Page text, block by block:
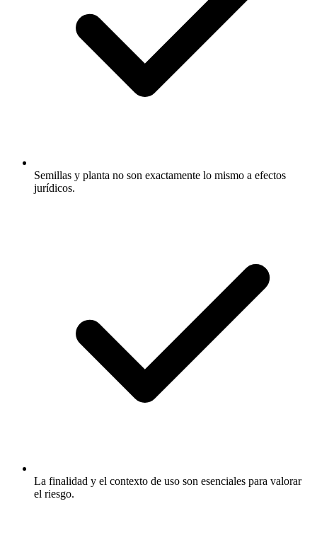
Semillas y planta no son exactamente lo mismo a efectos
jurídicos.
La finalidad y el contexto de uso son esenciales para valorar
el riesgo.